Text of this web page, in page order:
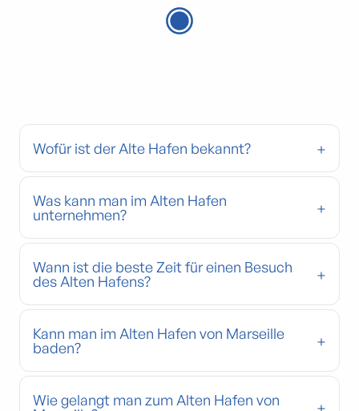
Wofür ist der Alte Hafen bekannt?
Was kann man im Alten Hafen
unternehmen?
Wann ist die beste Zeit für einen Besuch
des Alten Hafens?
Kann man im Alten Hafen von Marseille
baden?
Wie gelangt man zum Alten Hafen von